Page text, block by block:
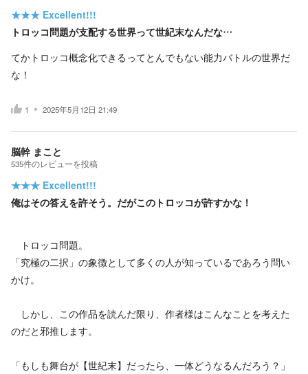
★★★ Excellent!!!
トロッコ問題が支配する世界って世紀末なんだな…
てかトロッコ概念化できるってとんでもない能力バトルの世界だ
な！
1 2025年5月12日 21:49
脳幹 まこと
535件のレビューを投稿
★★★ Excellent!!!
俺はその答えを許そう。だがこのトロッコが許すかな！
トロッコ問題。
「究極の二択」の象徴として多くの人が知っているであろう問い
かけ。
しかし、この作品を読んだ限り、作者様はこんなことを考えた
のだと邪推します。
「もしも舞台が【世紀末】だったら、一体どうなるんだろう？」